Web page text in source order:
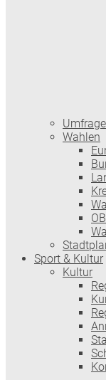
Wahlen
Sport & Kultur
Kultur